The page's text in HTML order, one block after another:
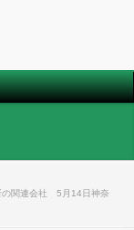
の関連会社 5月14日神奈